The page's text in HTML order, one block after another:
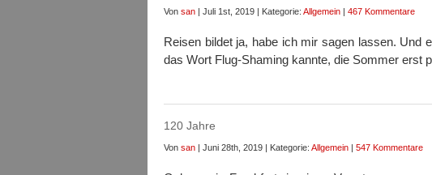
Von san | Juli 1st, 2019 | Kategorie: Allgemein | 467 Kommentare
Reisen bildet ja, habe ich mir sagen lassen. Und
das Wort Flug-Shaming kannte, die Sommer erst
120 Jahre
Von san | Juni 28th, 2019 | Kategorie: Allgemein | 547 Kommentare